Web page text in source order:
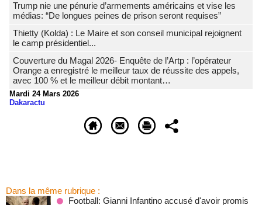
Trump nie une pénurie d’armements américains et vise les
médias: “De longues peines de prison seront requises”
‎Thietty (Kolda) : Le Maire et son conseil municipal rejoignent
le camp présidentiel...
Couverture du Magal 2026- Enquête de l’Artp : l’opérateur
Orange a enregistré le meilleur taux de réussite des appels,
avec 100 % et le meilleur débit montant…
Mardi 24 Mars 2026
Dakaractu
Dans la même rubrique :
Football: Gianni Infantino accusé d'avoir promis